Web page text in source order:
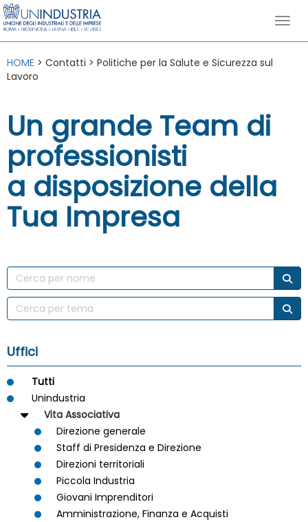
HOME > Contatti > Politiche per la Salute e Sicurezza sul
Lavoro
Un grande Team di
professionisti
a disposizione della
Tua Impresa
Uffici
Tutti
Unindustria
Vita Associativa
Direzione generale
Staff di Presidenza e Direzione
Direzioni territoriali
Piccola Industria
Giovani Imprenditori
Amministrazione, Finanza e Acquisti